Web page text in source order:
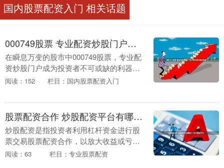
国内股票配资入门 相关话题
000749股票 专业配资炒股门户，助你轻松投资致富
在瞬息万变的股市中000749股票，专业配
资炒股门户成为投资者不可或缺的利器。
它提供了一系列工具和服务，帮助投资者
**....
阅读：152 栏目：国内股票配资入门
股票配资合作 炒股配资平台有哪些？一文了解热门平台
炒股配资是指投资者利用杠杆资金进行股
票交易股票配资合作，以放大收益或亏
损。目前市场上有多家炒股配资平台，为
阅读：63 栏目：专业股票配资